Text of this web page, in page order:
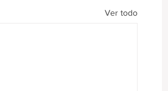
Ver todo